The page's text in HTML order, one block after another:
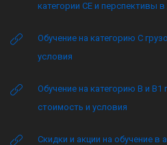
категории CE и перспективы в
Обучение на категорию C
условия
Обучение на категорию B и
стоимость и условия
Скидки и акции на обучение в